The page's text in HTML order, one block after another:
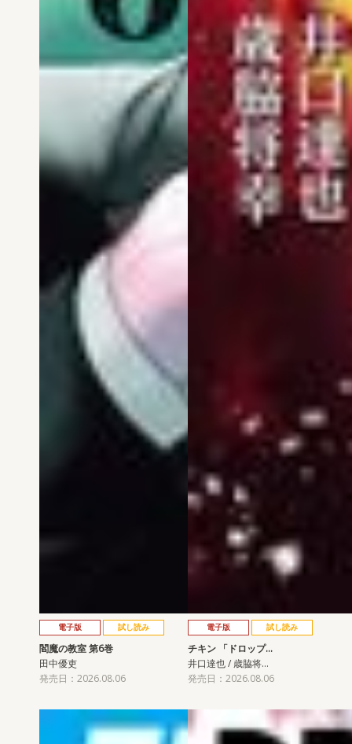
電子版 試し読み
閻魔の教室 第6巻
田中優吏
発売日：2026.08.06
電子版 試し読み
チキン 「ドロップ…
井口達也 / 歳脇将…
発売日：2026.08.06